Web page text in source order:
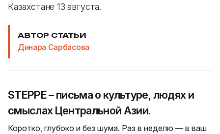
Казахстане 13 августа.
АВТОР СТАТЬИ
Динара Сарбасова
STEPPE – письма о культуре, людях и
смыслах Центральной Азии.
Коротко, глубоко и без шума. Раз в неделю — в ваш